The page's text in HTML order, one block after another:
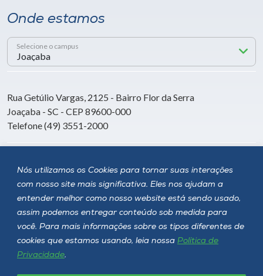
Nós utilizamos os Cookies para tornar suas interações
com nosso site mais significativa. Eles nos ajudam a
entender melhor como nosso website está sendo usado,
assim podemos entregar conteúdo sob medida para
você. Para mais informações sobre os tipos diferentes de
cookies que estamos usando, leia nossa Política de
Privacidade.
Onde estamos
Selecione o campus
Rua Getúlio Vargas, 2125 - Bairro Flor da Serra
Joaçaba - SC - CEP 89600-000
Telefone (49) 3551-2000
Siga a Unoesc